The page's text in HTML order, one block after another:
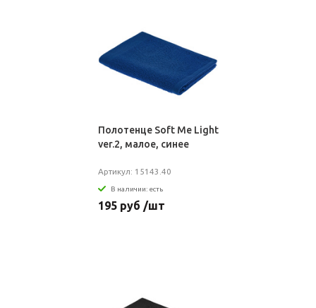
Полотенце Soft Me Light
ver.2, малое, синее
Артикул: 15143.40
В наличии: есть
195 руб /шт